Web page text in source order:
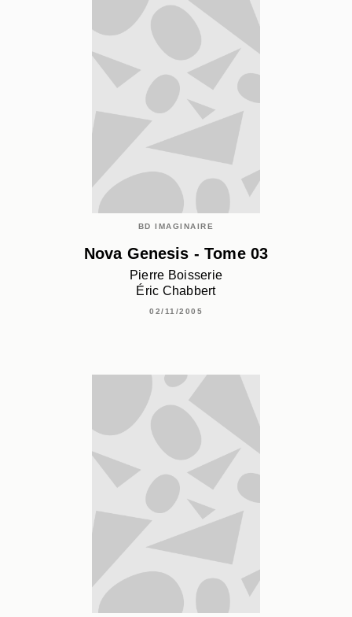
BD IMAGINAIRE
Nova Genesis - Tome 03
Pierre Boisserie
Éric Chabbert
02/11/2005